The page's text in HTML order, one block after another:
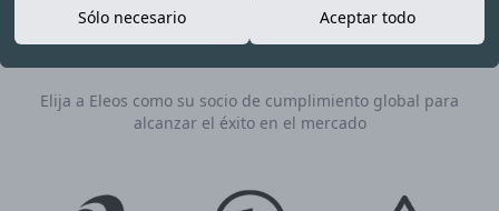
Contáctanos Solicitar cotización
Elija a Eleos como su socio de cumplimiento global para
alcanzar el éxito en el mercado
Sólo necesario Aceptar todo